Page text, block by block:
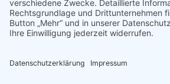
Presse
ÜBER UNS
Regionalgruppen